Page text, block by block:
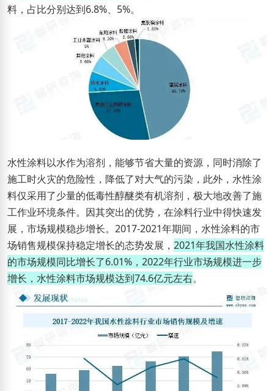
料，占比分别达到6.8%、5%。
水性涂料以水作为溶剂，能够节省大量的资源，同时消除了
施工时火灾的危险性，降低了对大气的污染，此外，水性涂
料仅采用了少量的低毒性醇醚类有机溶剂，极大地改善了施
工作业环境条件。因其突出的优势，在涂料行业中得快速发
展，市场规模稳步增长。2017-2021年期间，水性涂料的市
场销售规模保持稳定增长的态势发展， 2021年我国水性涂料
的市场规模同比增长了6.01%，2022年行业市场规模进一步
增长，水性涂料市场规模达到74.6亿元左右。